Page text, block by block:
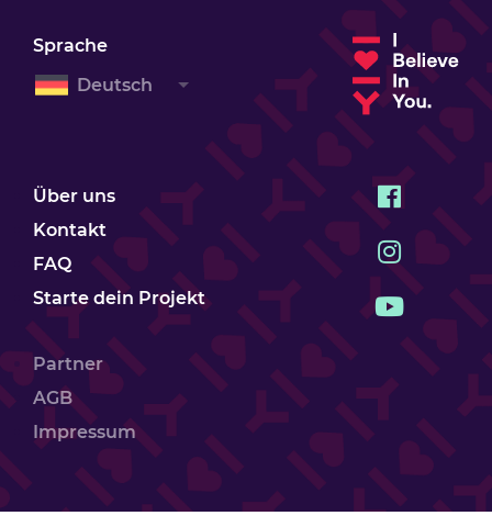
Sprache
Deutsch
Über uns
Kontakt
FAQ
Starte dein Projekt
Partner
AGB
Impressum